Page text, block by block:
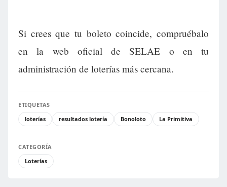
Si crees que tu boleto coincide, compruébalo
en la web oficial de SELAE o en tu
administración de loterías más cercana.
ETIQUETAS
loterías
resultados lotería Bonoloto La Primitiva
CATEGORÍA
Loterías